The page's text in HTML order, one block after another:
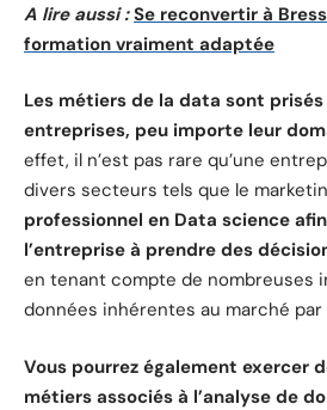
A lire aussi : Se reconvertir à
formation vraiment adaptée
Les métiers de la data sont
entreprises, peu importe leur
effet, il n’est pas rare qu’une
divers secteurs tels que le
professionnel en Data science
l’entreprise à prendre des
en tenant compte de nombreuses
données inhérentes au marché par
Vous pourrez également exercer
métiers associés à l’analyse de